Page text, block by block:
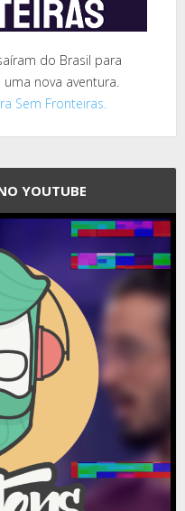
do Brasil para
nova aventura.
Sem Fronteiras.
YOUTUBE